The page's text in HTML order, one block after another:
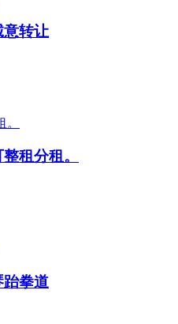
意转让
租分租。
跆拳道